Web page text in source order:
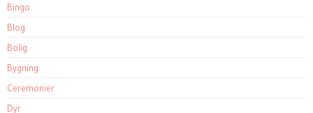
Bingo
Blog
Bolig
Bygning
Ceremonier
Dyr